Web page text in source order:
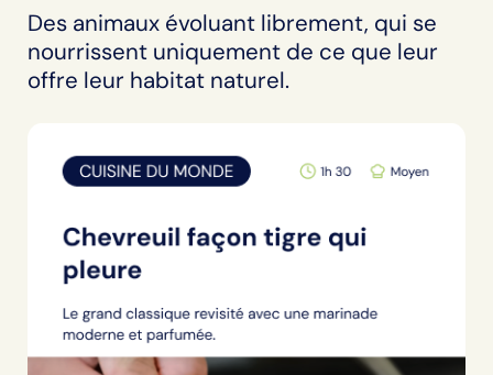
Des animaux évoluant librement, qui se
nourrissent uniquement de ce que leur
offre leur habitat naturel.